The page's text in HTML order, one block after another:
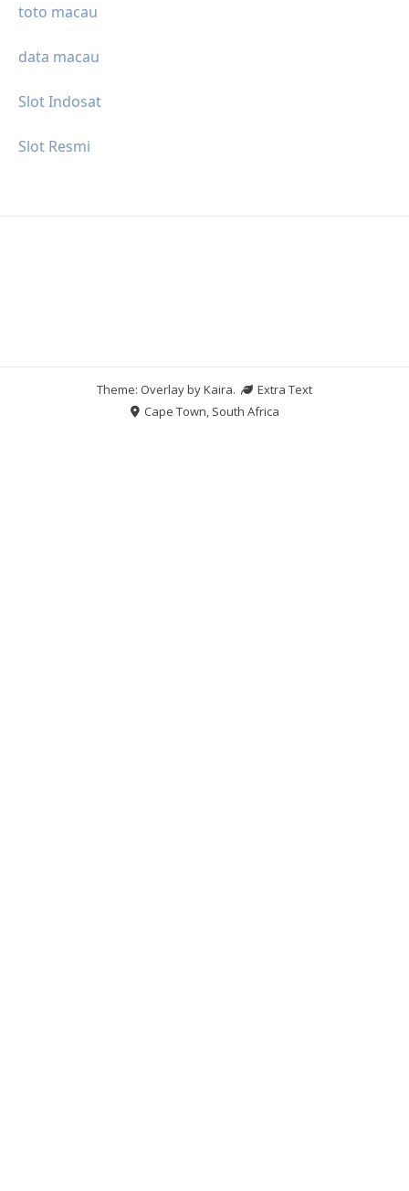
toto macau
data macau
Slot Indosat
Slot Resmi
Theme: Overlay byKaira.
Extra Text
Cape Town, South Africa